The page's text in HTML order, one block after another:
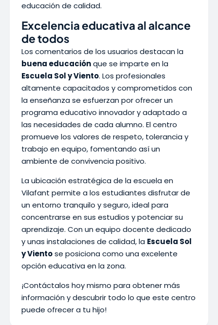
educación de calidad.
Excelencia educativa al alcance
de todos
Los comentarios de los usuarios destacan la
buena educaciónque se imparte en la
Escuela Sol y Viento. Los profesionales
altamente capacitados y comprometidos con
la enseñanza se esfuerzan por ofrecer un
programa educativo innovador y adaptado a
las necesidades de cada alumno. El centro
promueve los valores de respeto, tolerancia y
trabajo en equipo, fomentando así un
ambiente de convivencia positivo.
La ubicación estratégica de la escuela en
Vilafant permite a los estudiantes disfrutar de
un entorno tranquilo y seguro, ideal para
concentrarse en sus estudios y potenciar su
aprendizaje. Con un equipo docente dedicado
y unas instalaciones de calidad, la Escuela Sol
y Vientose posiciona como una excelente
opción educativa en la zona.
¡Contáctalos hoy mismo para obtener más
información y descubrir todo lo que este centro
puede ofrecer a tu hijo!